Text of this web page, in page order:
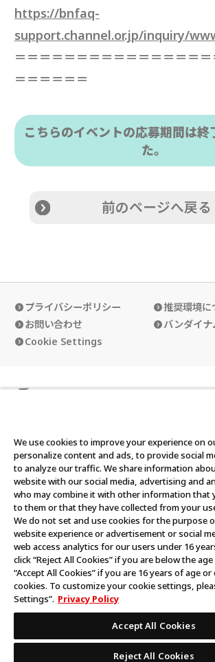
https://bnfaq-
support.channel.or.jp/inquiry/
＝＝＝＝＝＝＝＝＝＝＝＝＝＝＝
＝＝＝＝＝＝
こちらのイベントの応募期間は終
た。
前のページへ戻る
プライバシーポリシー
推奨環境に
お問い合わせ
バンダイ
Cookie Settings
カードダスクラブの使い方 カードダス
©BANDAI
このウェブサイトに記載されているすべての画
ータの無断転用、転載をお断りします。
We use cookies to improve your experience on
personalize content and ads, to provide social
to analyze our traffic. We share information
website with our social media, advertising and
who may combine it with other information that
to them or that they have collected from your
We do not set and use cookies for the purpose
website experience or advertisement or social
web access analytics for our users under 16
click “Reject All Cookies” if you are below the
“Accept All Cookies” if you are 16 years of age
cookies. To customize your cookie settings,
Settings”. Privacy Policy
Accept All Cookies
Reject All Cookies